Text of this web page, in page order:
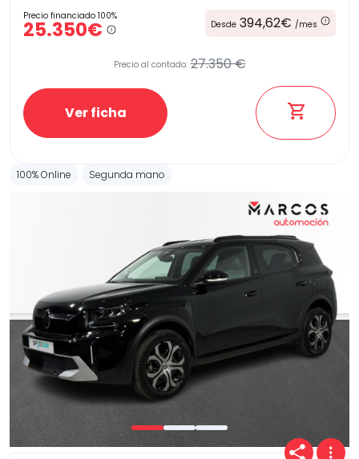
Combustible
(Elige una o varias opciones)
Etiqueta medioambiental
Potencia
Transmisión
Carrocería
Precio financiado 100%
25.350€ Desde 394,62€ /mes
Precio al contado: 27.350 €
Ver ficha
100% Online Segunda mano